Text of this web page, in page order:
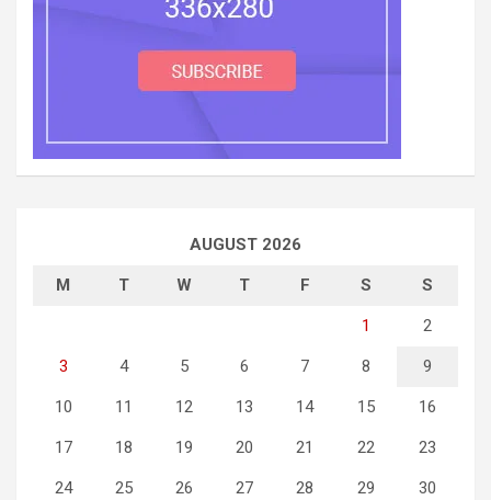
AUGUST 2026
M T W T F S S
1 2
3 4 5 6 7 8 9
10 11 12 13 14 15 16
17 18 19 20 21 22 23
24 25 26 27 28 29 30